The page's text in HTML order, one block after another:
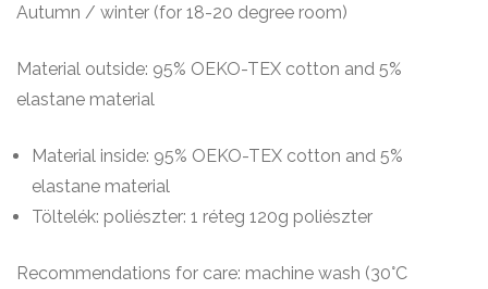
Autumn / winter (for 18-20 degree room)
Material outside: 95% OEKO-TEX cotton and 5%
elastane material
Material inside: 95% OEKO-TEX cotton and 5%
elastane material
Töltelék: poliészter: 1 réteg 120g poliészter
Recommendations for care: machine wash (30°C